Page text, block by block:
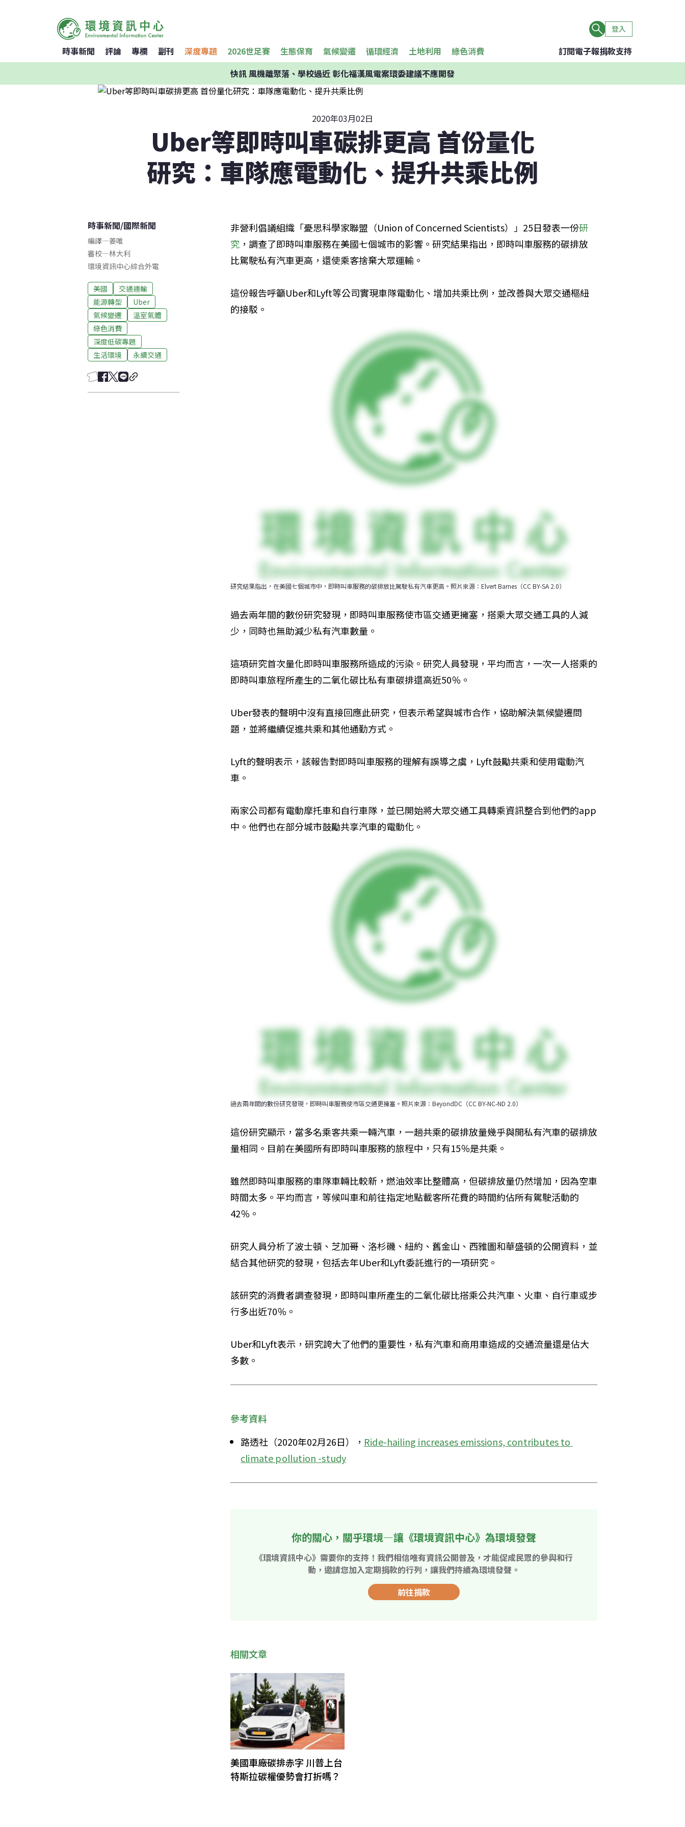
登入
時事新聞 評論 專欄 副刊 深度專題 2026世足賽 生態保育 氣候變遷 循環經濟 土地利用 綠色消費 訂閱電子報捐款支持
快訊風機離聚落、學校過近 彰化福漢風電案環委建議不應開發
2020年03月02日
Uber等即時叫車碳排更高 首份量化
研究：車隊應電動化、提升共乘比例
時事新聞/國際新聞
編譯—姜唯
審校—林大利
環境資訊中心綜合外電
美國
交通運輸
能源轉型
Uber
氣候變遷
溫室氣體
綠色消費
深度低碳專題
生活環境
永續交通
非營利倡議組織「憂思科學家聯盟（Union of Concerned Scientists）」25日發表一份研
究 ，調查了即時叫車服務在美國七個城市的影響。研究結果指出，即時叫車服務的碳排放
比駕駛私有汽車更高，還使乘客捨棄大眾運輸。
這份報告呼籲Uber和Lyft等公司實現車隊電動化、增加共乘比例，並改善與大眾交通樞紐
的接駁。
研究結果指出，在美國七個城市中，即時叫車服務的碳排放比駕駛私有汽車更高。照片來源：Elvert Barnes（CC BY-SA 2.0）
過去兩年間的數份研究發現，即時叫車服務使市區交通更擁塞，搭乘大眾交通工具的人減
少，同時也無助減少私有汽車數量。
這項研究首次量化即時叫車服務所造成的污染。研究人員發現，平均而言，一次一人搭乘的
即時叫車旅程所產生的二氧化碳比私有車碳排還高近50％。
Uber發表的聲明中沒有直接回應此研究，但表示希望與城市合作，協助解決氣候變遷問
題，並將繼續促進共乘和其他通勤方式。
Lyft的聲明表示，該報告對即時叫車服務的理解有誤導之虞，Lyft鼓勵共乘和使用電動汽
車。
兩家公司都有電動摩托車和自行車隊，並已開始將大眾交通工具轉乘資訊整合到他們的app
中。他們也在部分城市鼓勵共享汽車的電動化。
過去兩年間的數份研究發現，即時叫車服務使市區交通更擁塞。照片來源：BeyondDC（CC BY-NC-ND 2.0）
這份研究顯示，當多名乘客共乘一輛汽車，一趟共乘的碳排放量幾乎與開私有汽車的碳排放
量相同。目前在美國所有即時叫車服務的旅程中，只有15％是共乘。
雖然即時叫車服務的車隊車輛比較新，燃油效率比整體高，但碳排放量仍然增加，因為空車
時間太多。平均而言，等候叫車和前往指定地點載客所花費的時間約佔所有駕駛活動的
42％。
研究人員分析了波士頓、芝加哥、洛杉磯、紐約、舊金山、西雅圖和華盛頓的公開資料，並
結合其他研究的發現，包括去年Uber和Lyft委託進行的一項研究。
該研究的消費者調查發現，即時叫車所產生的二氧化碳比搭乘公共汽車、火車、自行車或步
行多出近70％。
Uber和Lyft表示，研究誇大了他們的重要性，私有汽車和商用車造成的交通流量還是佔大
多數。
參考資料
路透社（2020年02月26日）， Ride-hailing increases emissions, contributes to
climate pollution -study
你的關心，關乎環境—讓《環境資訊中心》為環境發聲
《環境資訊中心》需要你的支持！我們相信唯有資訊公開普及，才能促成民眾的參與和行
動，邀請您加入定期捐款的行列，讓我們持續為環境發聲。
前往捐款
相關文章
美國車廠碳排赤字 川普上台
特斯拉碳權優勢會打折嗎？